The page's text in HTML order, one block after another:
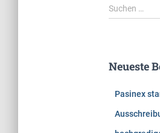
S
u
n
Suchen …
Neueste
Pasinex